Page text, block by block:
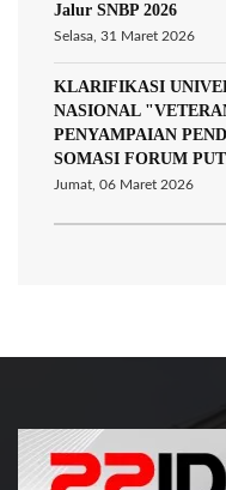
Jalur SNBP 2026
Selasa, 31 Maret 2026
KLARIFIKASI
NASIONAL
PENYAMPAIAN
SOMASI FORUM
Jumat, 06 Maret 2026